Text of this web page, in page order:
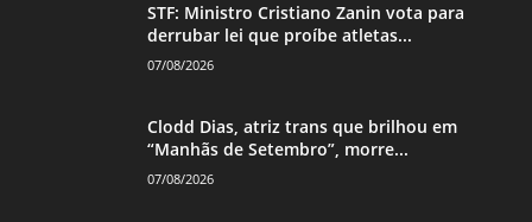
STF: Ministro Cristiano Zanin vota para
derrubar lei que proíbe atletas...
07/08/2026
Clodd Dias, atriz trans que brilhou em
“Manhãs de Setembro”, morre...
07/08/2026